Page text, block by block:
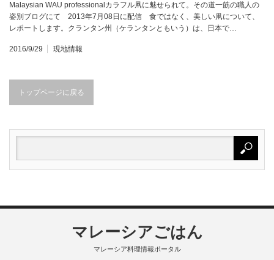
Malaysian WAU professionalカラフル凧に魅せられて。その道一筋の職人の
姿別ブログにて 2013年7月08日に配信 食ではなく、美しい凧について、
レポートします。クランタン州（ケランタンともいう）は、日本で…
2016/9/29 現地情報
トップページに戻る
マレーシアごはん
マレーシア料理情報ポータル